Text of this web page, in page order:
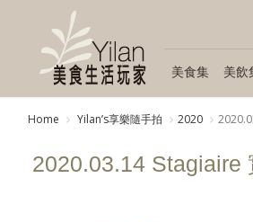
美食集 美飲
Home Yilanʼs享樂隨手拍 2020
2020.03.14 Stagiaire